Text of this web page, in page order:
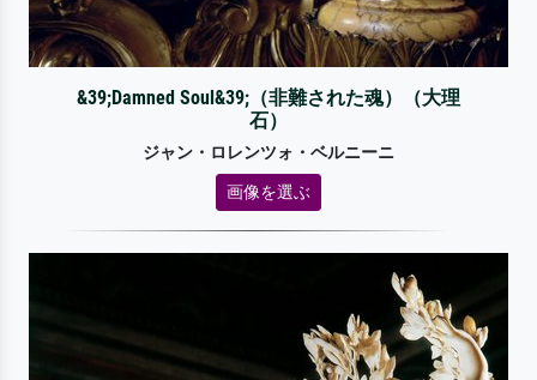
&39;Damned Soul&39;（非難された魂）（大理
石）
ジャン・ロレンツォ・ベルニーニ
画像を選ぶ